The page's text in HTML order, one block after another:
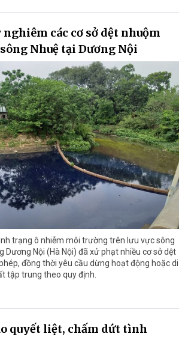
các cơ sở dệt nhuộm
Nhuệ tại Dương Nội
trạng ô nhiễm môi trường trên lưu vực sông
Dương Nội (Hà Nội) đã xử phạt nhiều cơ sở dệt
đồng thời yêu cầu dừng hoạt động hoặc di
tập trung theo quy định.
quyết liệt, chấm dứt tình